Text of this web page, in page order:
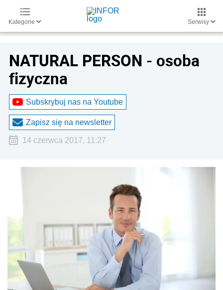
Kategorie Serwisy
NATURAL PERSON - osoba
fizyczna
Subskrybuj nas na Youtube
Zapisz się na newsletter
14 czerwca 2017, 11:27